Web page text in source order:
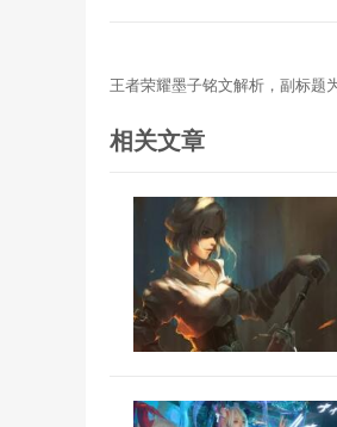
王者荣耀墨子铭文解析，副标题
相关文章